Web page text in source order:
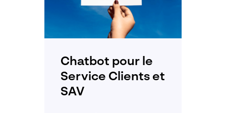
Chatbot pour le
Service Clients et
SAV